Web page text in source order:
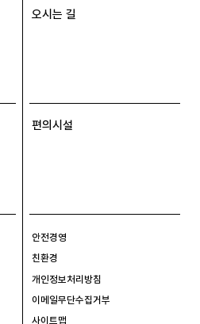
오시는 길
편의시설
안전경영
친환경
개인정보처리방침
이메일무단수집거부
사이트맵